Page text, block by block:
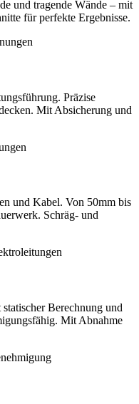
und tragende Wände – mit
für perfekte Ergebnisse.
Präzise
Mit Absicherung und
und Kabel. Von 50mm bis
Schräg- und
Berechnung und
Mit Abnahme